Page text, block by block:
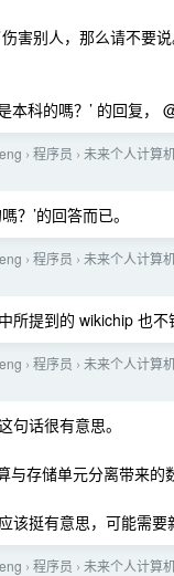
害别人，那么请不要
本科的嗎？’ 的回复，
› 程序员 › 未来个人计算
？’的回答而已。
› 程序员 › 未来个人计算
所提到的 wikichip 也不
› 程序员 › 未来个人计算
句话很有意思。
与存储单元分离带来的
该挺有意思，可能需要
› 程序员 › 未来个人计算